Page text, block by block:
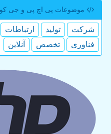
موضوعات پی اچ پی و جی
شركت تولید ارتباطات
فناوری
تخصص آنلاین